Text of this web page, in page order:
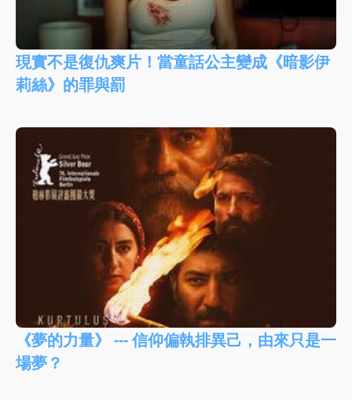
現實不是復仇爽片！當童話公主變成《暗影伊
莉絲》的罪與罰
《夢的力量》 --- 信仰偏執排異己，由來只是一
場夢？